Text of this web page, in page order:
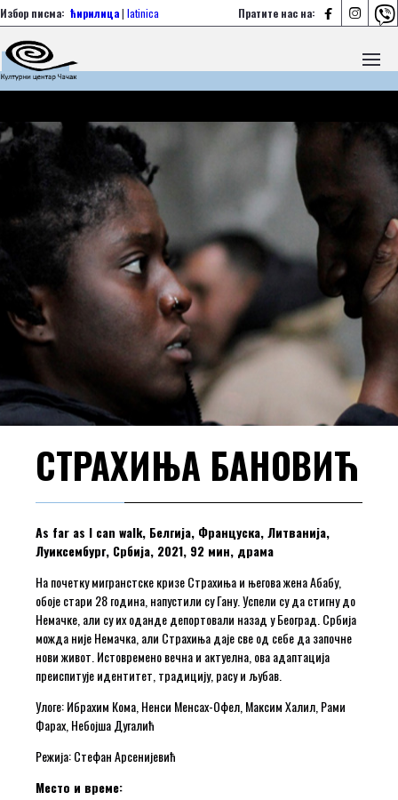
Пратите нас на:   
Избор писма: ћирилица| latinica
СТРАХИЊА БАНОВИЋ
As far as I can walk, Белгија, Француска, Литванија,
Луиксембург, Србија, 2021, 92 мин, драма
На почетку мигранстске кризе Страхиња и његова жена Абабу,
обоје стари 28 година, напустили су Гану. Успели су да стигну до
Немачке, али су их оданде депортовали назад у Београд. Србија
можда није Немачка, али Страхиња даје све од себе да започне
нови живот. Истовремено вечна и актуелна, ова адаптација
преиспитује идентитет, традицију, расу и љубав.
Улоге: Ибрахим Кома, Ненси Менсах-Офел, Максим Халил, Рами
Фарах, Небојша Дугалић
Режија: Стефан Арсенијевић
Место и време: